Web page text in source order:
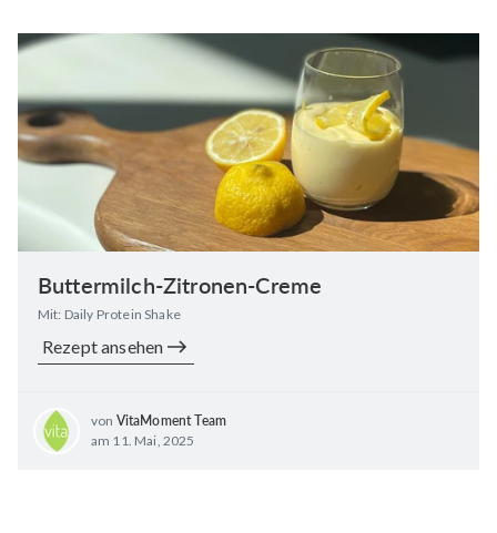
Buttermilch-Zitronen-Creme
Mit: Daily Protein Shake
Rezept ansehen
von VitaMoment Team
am 11. Mai, 2025